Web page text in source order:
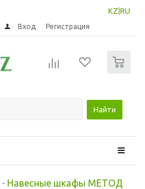
KZ RU
Вход Регистрация
Найти
- Навесные шкафы МЕТОД